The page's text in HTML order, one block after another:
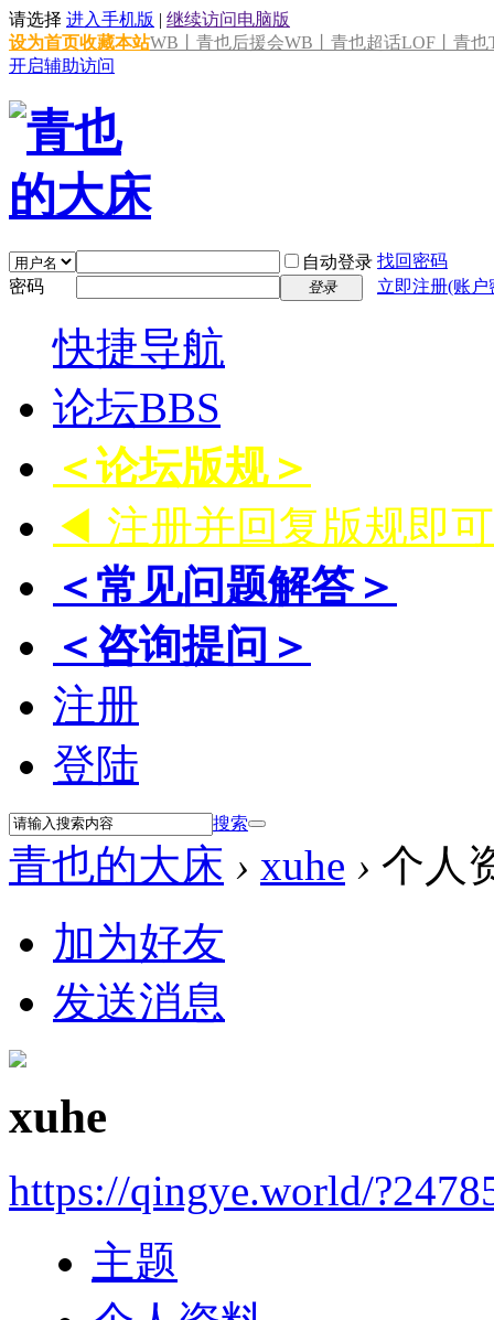
请选择 进入手机版 | 继续访问电脑版
设为首页收藏本站WB丨青也后援会WB丨青也超话LOF丨青也
开启辅助访问
自动登录 找回密码
密码
登录 立即注册(账
快捷导航
论坛BBS
＜论坛版规＞
◀ 注册并回复版规即
＜常见问题解答＞
＜咨询提问＞
注册
登陆
搜索
青也的大床 › xuhe › 个人
加为好友
发送消息
xuhe
https://qingye.world/
主题